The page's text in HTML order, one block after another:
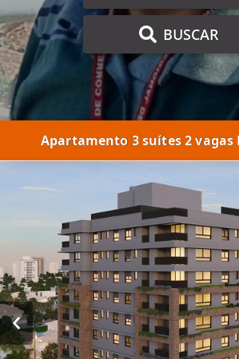
BUSCAR
Apartamento 3 suítes 2 vagas